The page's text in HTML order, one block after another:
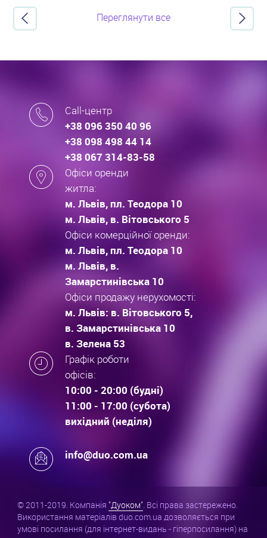
Переглянути все
Call-центр
+38 096 350 40 96
+38 098 498 44 14
+38 067 314-83-58
Офіси оренди
житла:
м. Львів, пл. Теодора 10
м. Львів, в. Вітовського 5
Офіси комерційної оренди:
м. Львів, пл. Теодора 10
м. Львів, в.
Замарстинівська 10
Офіси продажу нерухомості:
м. Львів: в. Вітовського 5,
в. Замарстинівська 10
в. Зелена 53
Графік роботи
офісів:
10:00 - 20:00 (будні)
11:00 - 17:00 (субота)
вихідний (неділя)
info@duo.com.ua
© 2011-2019. Компанія "Дуоком". Всі права застережено.
Використання матеріалів duo.com.ua дозволяється при
умові посилання (для інтернет-видань - гіперпосилання) на